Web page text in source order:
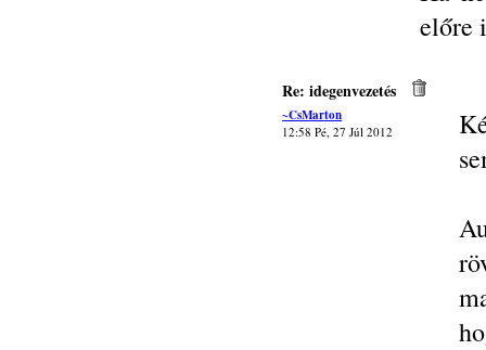
előre
Re: idegenvezetés
~CsMarton
12:58 Pé, 27 Júl 2012